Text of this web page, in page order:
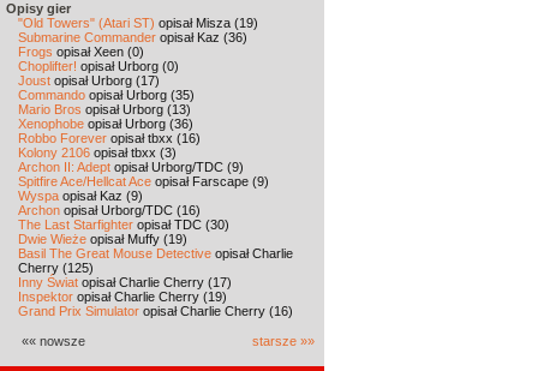
Opisy gier
"Old Towers" (Atari ST) opisał Misza (19)
Submarine Commander opisał Kaz (36)
Frogs opisał Xeen (0)
Choplifter! opisał Urborg (0)
Joust opisał Urborg (17)
Commando opisał Urborg (35)
Mario Bros opisał Urborg (13)
Xenophobe opisał Urborg (36)
Robbo Forever opisał tbxx (16)
Kolony 2106 opisał tbxx (3)
Archon II: Adept opisał Urborg/TDC (9)
Spitfire Ace/Hellcat Ace opisał Farscape (9)
Wyspa opisał Kaz (9)
Archon opisał Urborg/TDC (16)
The Last Starfighter opisał TDC (30)
Dwie Wieże opisał Muffy (19)
Basil The Great Mouse Detective opisał Charlie
Cherry (125)
Inny Świat opisał Charlie Cherry (17)
Inspektor opisał Charlie Cherry (19)
Grand Prix Simulator opisał Charlie Cherry (16)
«« nowsze starsze »»